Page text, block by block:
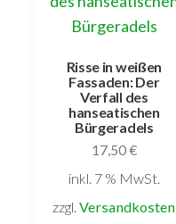
Risse in weißen
Fassaden: Der
Verfall des
hanseatischen
Bürgeradels
17,50€
inkl. 7 % MwSt.
zzgl.Versandkosten